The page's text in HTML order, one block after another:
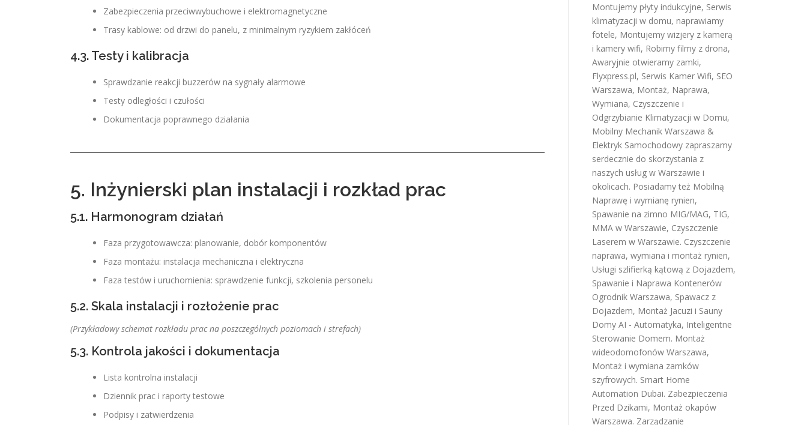
Zabezpieczenia przeciwwybuchowe i elektromagnetyczne
Trasy kablowe: od drzwi do panelu, z minimalnym ryzykiem zakłóceń
4.3. Testy i kalibracja
Sprawdzanie reakcji buzzerów na sygnały alarmowe
Testy odległości i czułości
Dokumentacja poprawnego działania
5. Inżynierski plan instalacji i rozkład prac
5.1. Harmonogram działań
Faza przygotowawcza: planowanie, dobór komponentów
Faza montażu: instalacja mechaniczna i elektryczna
Faza testów i uruchomienia: sprawdzenie funkcji, szkolenia personelu
5.2. Skala instalacji i rozłożenie prac
(Przykładowy schemat rozkładu prac na poszczególnych poziomach i strefach)
5.3. Kontrola jakości i dokumentacja
Lista kontrolna instalacji
Dziennik prac i raporty testowe
Podpisy i zatwierdzenia
Montujemy płyty indukcyjne, Serwis
klimatyzacji w domu, naprawiamy
fotele, Montujemy wizjery z kamerą
i kamery wifi, Robimy filmy z drona,
Awaryjnie otwieramy zamki,
Flyxpress.pl, Serwis Kamer Wifi, SEO
Warszawa, Montaż, Naprawa,
Wymiana, Czyszczenie i
Odgrzybianie Klimatyzacji w Domu,
Mobilny Mechanik Warszawa &
Elektryk Samochodowy zapraszamy
serdecznie do skorzystania z
naszych usług w Warszawie i
okolicach. Posiadamy też Mobilną
Naprawę i wymianę rynien,
Spawanie na zimno MIG/MAG, TIG,
MMA w Warszawie, Czyszczenie
Laserem w Warszawie. Czyszczenie
naprawa, wymiana i montaż rynien,
Usługi szlifierką kątową z Dojazdem,
Spawanie i Naprawa Kontenerów
Ogrodnik Warszawa, Spawacz z
Dojazdem, Montaż Jacuzi i Sauny
Domy AI - Automatyka, Inteligentne
Sterowanie Domem. Montaż
wideodomofonów Warszawa,
Montaż i wymiana zamków
szyfrowych. Smart Home
Automation Dubai. Zabezpieczenia
Przed Dzikami, Montaż okapów
Warszawa. Zarządzanie